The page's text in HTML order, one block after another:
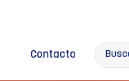
Contacto